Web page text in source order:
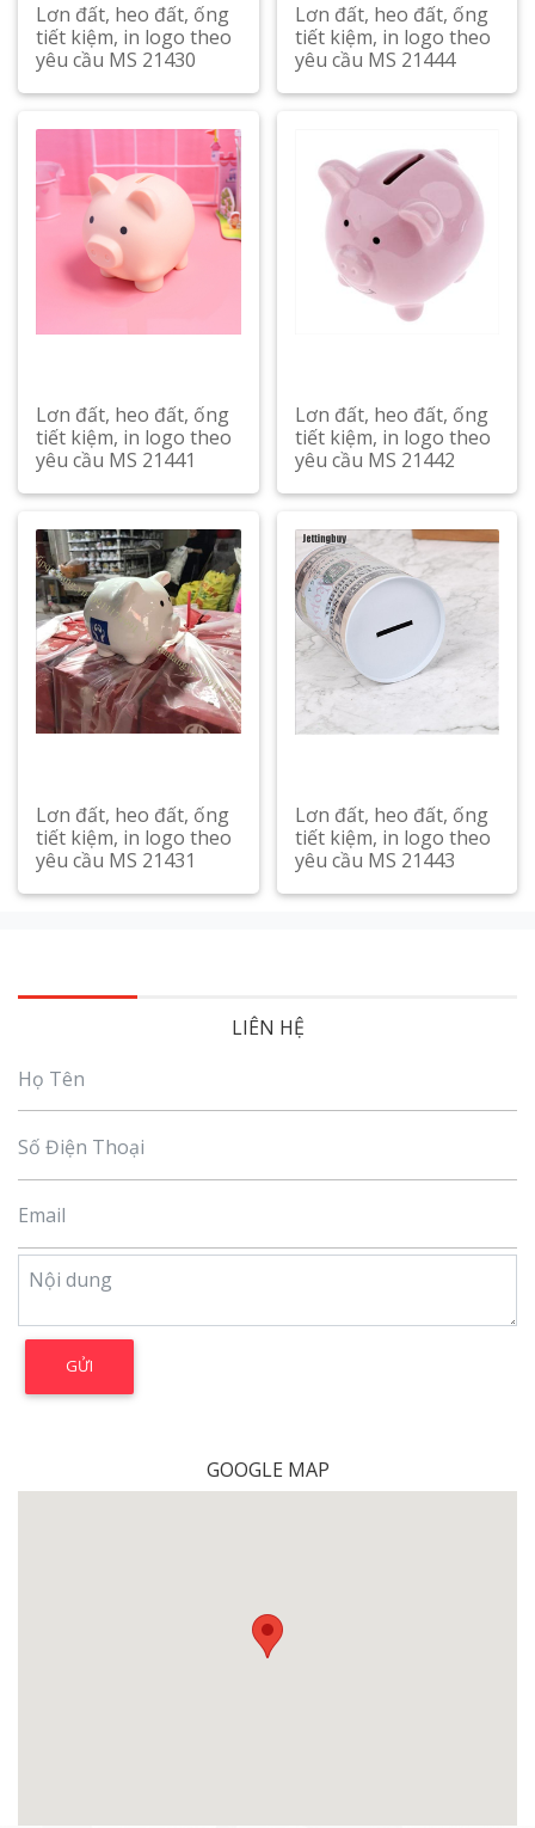
Lơn đất, heo đất, ống
tiết kiệm, in logo theo
yêu cầu MS 21430
Xem chi tiết
Lơn đất, heo đất, ống
tiết kiệm, in logo theo
yêu cầu MS 21444
Xem chi tiết
Lơn đất, heo đất, ống
tiết kiệm, in logo theo
yêu cầu MS 21441
Xem chi tiết
Lơn đất, heo đất, ống
tiết kiệm, in logo theo
yêu cầu MS 21442
Xem chi tiết
Lơn đất, heo đất, ống
tiết kiệm, in logo theo
yêu cầu MS 21431
Xem chi tiết
Lơn đất, heo đất, ống
tiết kiệm, in logo theo
yêu cầu MS 21443
Xem chi tiết
LIÊN HỆ
GOOGLE MAP